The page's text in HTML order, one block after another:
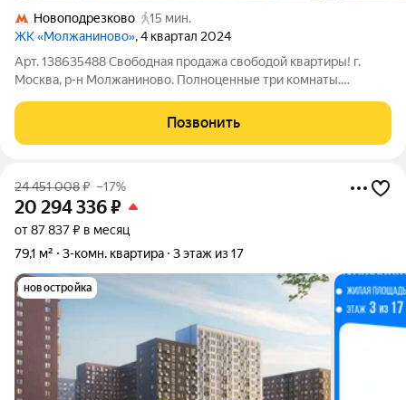
Новоподрезково
15 мин.
ЖК «Молжаниново», 4 квартал 2024
Арт. 138635488 Свободная продажа свободой квартиры! г.
Москва, р-н Молжаниново. Полноценные три комнаты.
изолированные-удобная планировка. Правое крыло(окна на
улицу) - комната 18 кв.м,
Позвонить
24 451 008₽ –17%
20 294 336₽
от 87 837 ₽ в месяц
79,1 м²
3-комн. квартира 3 этаж из 17
новостройка